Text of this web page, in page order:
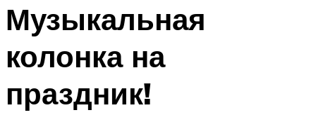
Музыкальная
колонка на
праздник!